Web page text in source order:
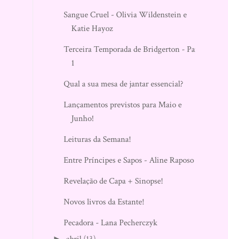
Sangue Cruel - Olivia Wildenstein e
Katie Hayoz
Terceira Temporada de Bridgerton - Parte
1
Qual a sua mesa de jantar essencial?
Lançamentos previstos para Maio e
Junho!
Leituras da Semana!
Entre Príncipes e Sapos - Aline Raposo
Revelação de Capa + Sinopse!
Novos livros da Estante!
Pecadora - Lana Pecherczyk